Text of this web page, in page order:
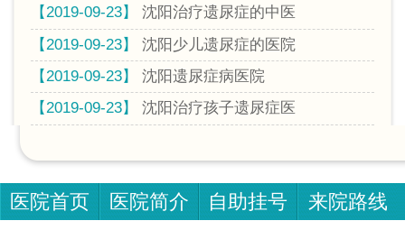
【2019-09-23】
沈阳治疗遗尿症的中医
【2019-09-23】
沈阳少儿遗尿症的医院
【2019-09-23】
沈阳遗尿症病医院
【2019-09-23】
沈阳治疗孩子遗尿症医
医院首页 医院简介 自助挂号 来院路线